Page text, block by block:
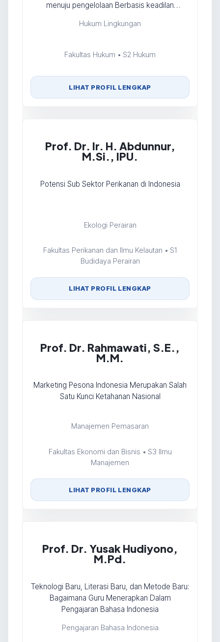
menuju pengelolaan Berbasis keadilan
Hukum Lingkungan
Fakultas Hukum • S2 Hukum
LIHAT PROFIL LENGKAP
Prof. Dr. Ir. H. Abdunnur,
M.Si., IPU.
Potensi Sub Sektor Perikanan di Indonesia
Ekologi Perairan
Fakultas Perikanan dan Ilmu Kelautan • S1
Budidaya Perairan
LIHAT PROFIL LENGKAP
Prof. Dr. Rahmawati, S.E.,
M.M.
Marketing Pesona Indonesia Merupakan Salah
Satu Kunci Ketahanan Nasional
Manajemen Pemasaran
Fakultas Ekonomi dan Bisnis • S3 Ilmu
Manajemen
LIHAT PROFIL LENGKAP
Prof. Dr. Yusak Hudiyono,
M.Pd.
Teknologi Baru, Literasi Baru, dan Metode Baru:
Bagaimana Guru Menerapkan Dalam
Pengajaran Bahasa Indonesia
Pengajaran Bahasa Indonesia